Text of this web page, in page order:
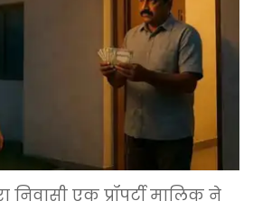
निवासी एक प्रॉपर्टी मालिक ने